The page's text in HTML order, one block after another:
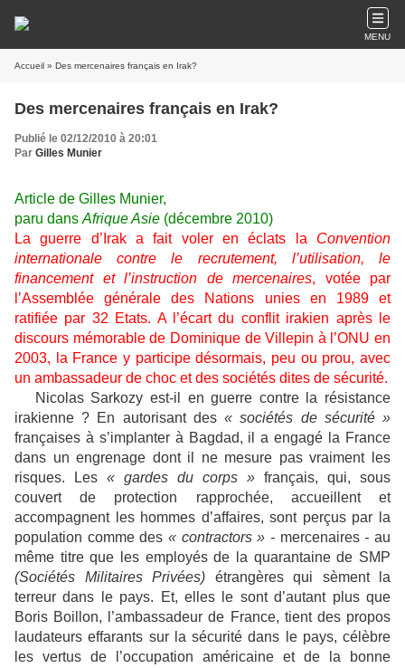
MENU
Accueil » Des mercenaires français en Irak?
Des mercenaires français en Irak?
Publié le 02/12/2010 à 20:01
Par Gilles Munier
Article de Gilles Munier,
paru dans Afrique Asie (décembre 2010)
La guerre d’Irak a fait voler en éclats la Convention
internationale contre le recrutement, l’utilisation, le
financement et l’instruction de mercenaires, votée par
l’Assemblée générale des Nations unies en 1989 et
ratifiée par 32 Etats. A l’écart du conflit irakien après le
discours mémorable de Dominique de Villepin à l’ONU en
2003, la France y participe désormais, peu ou prou, avec
un ambassadeur de choc et des sociétés dites de sécurité.
Nicolas Sarkozy est-il en guerre contre la résistance
irakienne ? En autorisant des« sociétés de sécurité »
françaises à s’implanter à Bagdad, il a engagé la France
dans un engrenage dont il ne mesure pas vraiment les
risques. Les « gardes du corps » français, qui, sous
couvert de protection rapprochée, accueillent et
accompagnent les hommes d’affaires, sont perçus par la
population comme des « contractors » - mercenaires - au
même titre que les employés de la quarantaine de SMP
(Sociétés Militaires Privées) étrangères qui sèment la
terreur dans le pays. Et, elles le sont d’autant plus que
Boris Boillon, l’ambassadeur de France, tient des propos
laudateurs effarants sur la sécurité dans le pays, célèbre
les vertus de l’occupation américaine et de la bonne